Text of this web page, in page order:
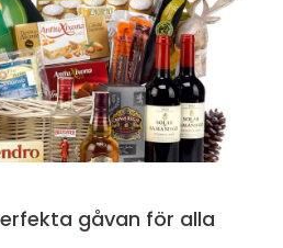
gåvan för alla